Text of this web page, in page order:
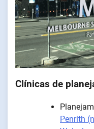
Clínicas de
Penrith